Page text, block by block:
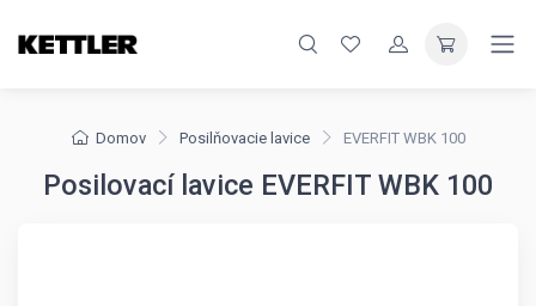
Domov Posilňovacie lavice EVERFIT WBK 100
Posilovací lavice EVERFIT WBK 100